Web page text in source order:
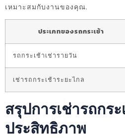
เหมาะสมกับงานของคุณ.
ประเภทของรถกระเช้า
รถกระเช้าเช่ารายวัน
เช่ารถกระเช้าระยะไกล
สรุปการเช่ารถกร
ประสิทธิภาพ